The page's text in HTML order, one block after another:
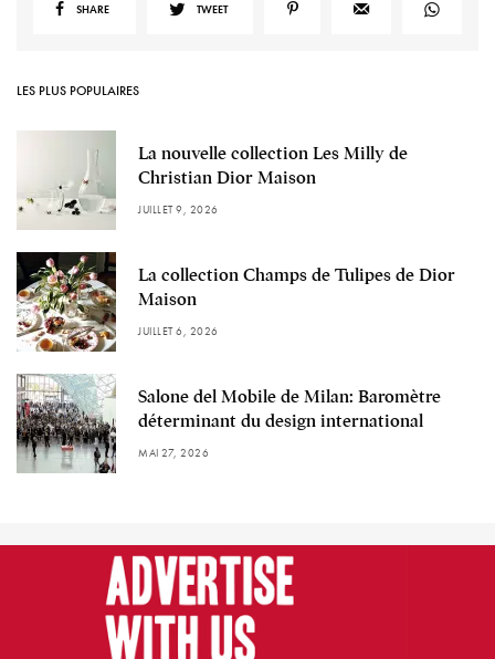
SHARE TWEET
LES PLUS POPULAIRES
La nouvelle collection Les Milly de
Christian Dior Maison
JUILLET 9, 2026
La collection Champs de Tulipes de Dior
Maison
JUILLET 6, 2026
Salone del Mobile de Milan: Baromètre
déterminant du design international
MAI 27, 2026